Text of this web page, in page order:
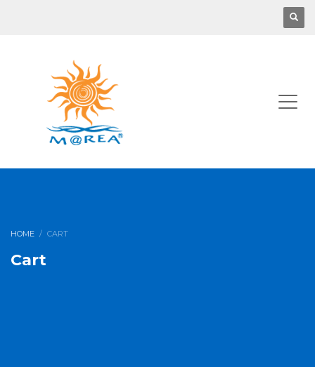
HOME CART
Cart